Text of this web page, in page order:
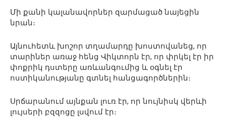
Մի քանի կալանավորներ զարմացած նայեցին
նրան։
Այնուհետև խոշոր տղամարդը խոստովանեց, որ
տարիներ առաջ հենց Վիկտորն էր, որ փրկել էր իր
փոքրիկ դստերը առևանգումից և օգնել էր
ոստիկանությանը գտնել հանցագործներին։
Սրճարանում այնքան լուռ էր, որ նույնիսկ վերևի
լույսերի բզզոցը լսվում էր։